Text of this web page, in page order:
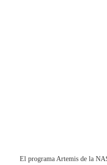
El programa Artemis de la